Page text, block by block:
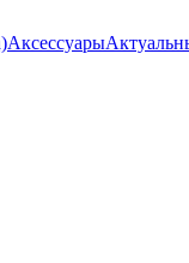
Аксессуары